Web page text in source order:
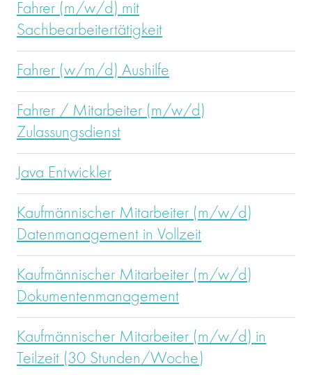
Fahrer (m/w/d) mit
Sachbearbeitertätigkeit
Fahrer (w/m/d) Aushilfe
Fahrer / Mitarbeiter (m/w/d)
Zulassungsdienst
Java Entwickler
Kaufmännischer Mitarbeiter (m/w/d)
Datenmanagement in Vollzeit
Kaufmännischer Mitarbeiter (m/w/d)
Dokumentenmanagement
Kaufmännischer Mitarbeiter (m/w/d) in
Teilzeit (30 Stunden/Woche)